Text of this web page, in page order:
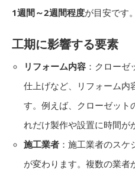
1週間～2週間程度が目安です。
工期に影響する要素
リフォーム内容：クローゼ
仕上げなど、リフォーム内
す。例えば、クローゼット
れだけ製作や設置に時間が
施工業者：施工業者のスケ
が変わります。複数の業者